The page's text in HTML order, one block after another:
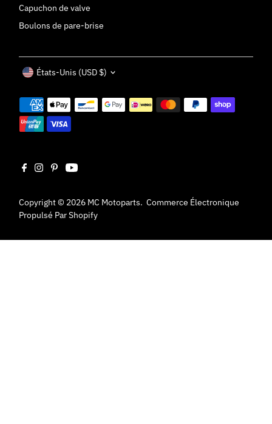
Capuchon de valve
Boulons de pare-brise
Copyright © 2026 MC Motoparts.Commerce Électronique
Propulsé Par Shopify
Devise
États-Unis (USD $)